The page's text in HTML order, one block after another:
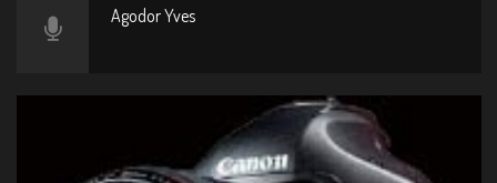
Agodor Yves